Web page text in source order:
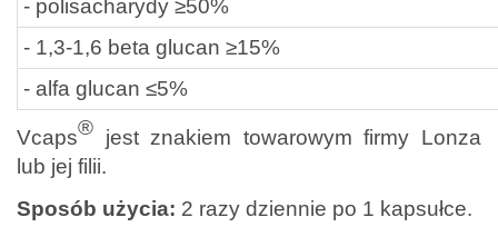
- polisacharydy ≥50%
- 1,3-1,6 beta glucan ≥15%
- alfa glucan ≤5%
Vcaps® jest znakiem towarowym firmy Lonza
lub jej filii.
Sposób użycia: 2 razy dziennie po 1 kapsułce.